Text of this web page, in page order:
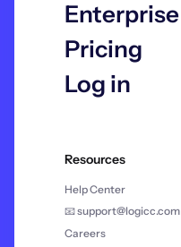
Enterprise
Pricing
Log in
Resources
Help Center
📧 support@logicc.com
Careers